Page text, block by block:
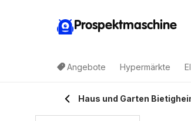
Prospektmaschine
Angebote Hypermärkte
Haus und Garten